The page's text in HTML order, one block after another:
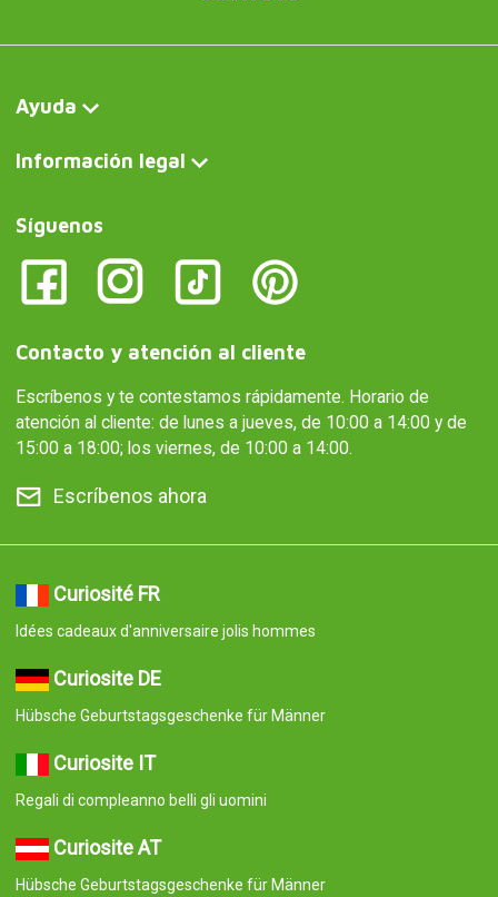
Ayuda
Información legal
Síguenos
Contacto y atención al cliente
Escríbenos y te contestamos rápidamente. Horario de
atención al cliente: de lunes a jueves, de 10:00 a 14:00 y de
15:00 a 18:00; los viernes, de 10:00 a 14:00.
Escríbenos ahora
Curiosité FR
Idées cadeaux d'anniversaire jolis hommes
Curiosite DE
Hübsche Geburtstagsgeschenke für Männer
Curiosite IT
Regali di compleanno belli gli uomini
Curiosite AT
Hübsche Geburtstagsgeschenke für Männer